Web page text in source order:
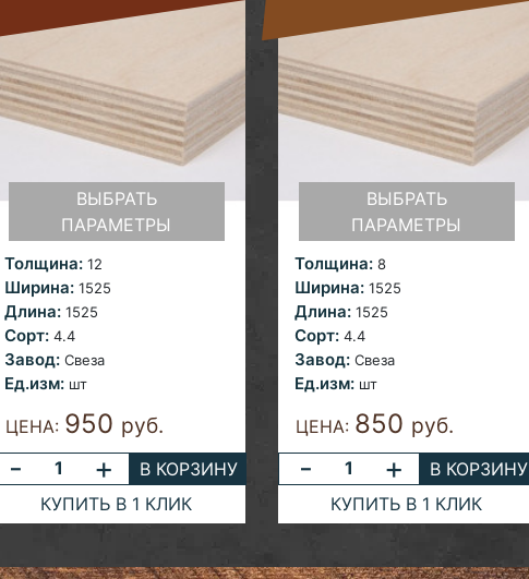
ВЫБРАТЬ
ПАРАМЕТРЫ
Толщина: 12
Ширина: 1525
Длина: 1525
Сорт: 4.4
Завод: Свеза
Ед.изм: шт
ЦЕНА: 950 руб.
- +
В КОРЗИНУ
КУПИТЬ В 1 КЛИК
ВЫБРАТЬ
ПАРАМЕТРЫ
Толщина: 8
Ширина: 1525
Длина: 1525
Сорт: 4.4
Завод: Свеза
Ед.изм: шт
ЦЕНА: 850 руб.
- +
В КОРЗИНУ
КУПИТЬ В 1 КЛИК